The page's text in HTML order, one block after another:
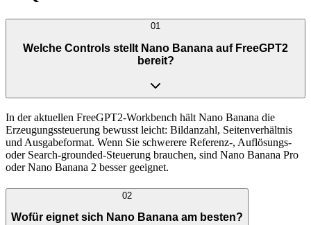
01
Welche Controls stellt Nano Banana auf FreeGPT2
bereit?
In der aktuellen FreeGPT2-Workbench hält Nano Banana die
Erzeugungssteuerung bewusst leicht: Bildanzahl, Seitenverhältnis
und Ausgabeformat. Wenn Sie schwerere Referenz-, Auflösungs-
oder Search-grounded-Steuerung brauchen, sind Nano Banana Pro
oder Nano Banana 2 besser geeignet.
02
Wofür eignet sich Nano Banana am besten?